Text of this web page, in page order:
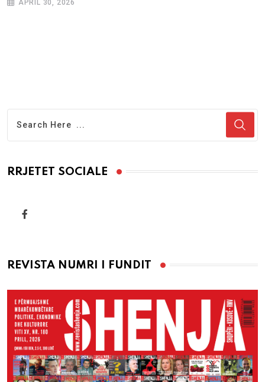
APRIL 30, 2026
RRJETET SOCIALE
REVISTA NUMRI I FUNDIT